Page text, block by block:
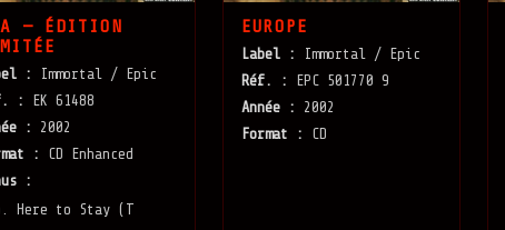
— ÉDITION
:
Immortal / Epic
: EK 61488
:
2002
:
CD Enhanced
:
Here to Stay (T
EUROPE
Label :
Immortal / Epic
Réf. :
EPC 501770 9
Année :
2002
Format :
CD